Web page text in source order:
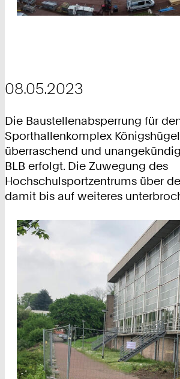
08.05.2023
Die Baustellenabsperrung für
Sporthallenkomplex
überraschend und
BLB erfolgt. Die Zuwegung des
Hochschulsportzentrums über
damit bis auf weiteres